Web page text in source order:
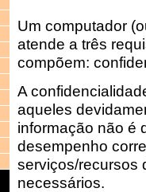
Um computador
atende a três
compõem:
A
aqueles
informação não é
desempenho
serviços/recursos
necessários.